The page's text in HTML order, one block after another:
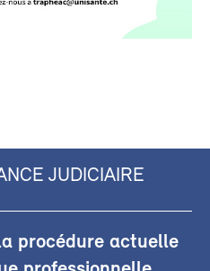
JUDICIAIRE
procédure actuelle